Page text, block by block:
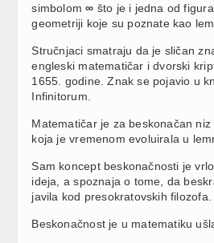
simbolom∞ što je i jedna od
geometriji koje su poznate kao
Stručnjaci smatraju da je sličan
engleski matematičar i dvorski
1655. godine. Znak se pojavio u
Infinitorum.
Matematičar je za beskonačan
koja je vremenom evoluirala u
Sam koncept beskonačnosti je
ideja, a spoznaja o tome, da
javila kod presokratovskih filozofa.
Beskonačnost je u matematiku